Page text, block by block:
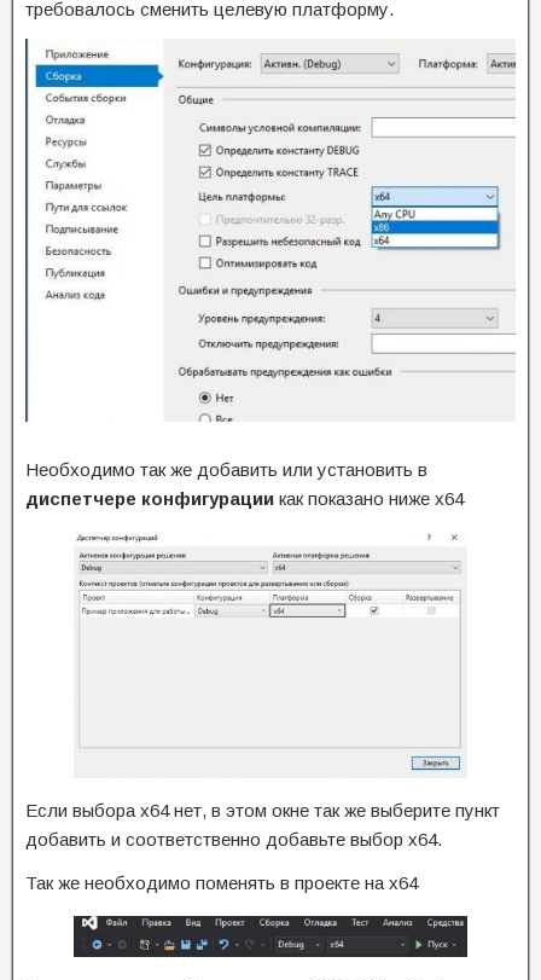
требовалось сменить целевую платформу.
Необходимо так же добавить или установить в
диспетчере конфигурации как показано ниже x64
Если выбора x64 нет, в этом окне так же выберите пункт
добавить и соответственно добавьте выбор x64.
Так же необходимо поменять в проекте на x64